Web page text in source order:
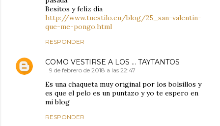
Besitos y feliz día
http://www.tuestilo.eu/blog/25_san-valentin-
que-me-pongo.html
RESPONDER
COMO VESTIRSE A LOS ... TAYTANTOS
9 de febrero de 2018 a las 22:47
Es una chaqueta muy original por los bolsillos y
es que el pelo es un puntazo y yo te espero en
mi blog
RESPONDER